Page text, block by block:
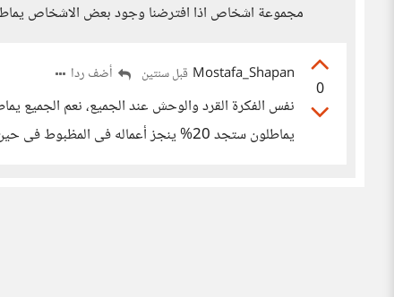
مجموعة اشخاص اذا افترضنا وجود بعض الاشخاص
0
Mostafa_Shapan قبل سنتين أضف ردا
نفس الفكرة القرد والوحش عند الجميع، نعم الجميع
يماطلون ستجد 20% ينجز أعماله فى المظبوط فى حين أن 80% يؤخرون مثلاً هذا ليس له علاقة بمبدأ باريتو.